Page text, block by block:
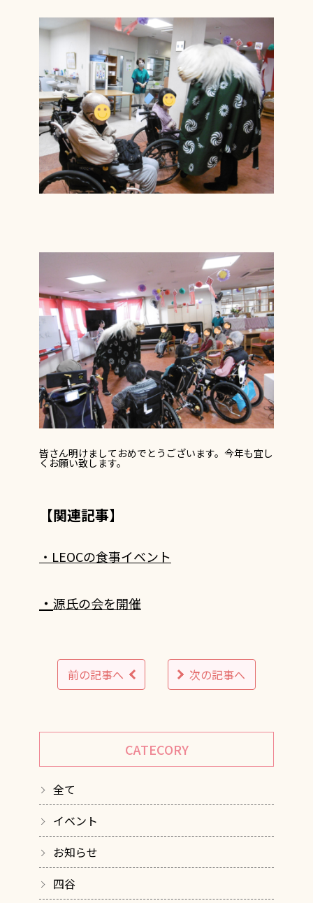
皆さん明けましておめでとうございます。今年も宜し
くお願い致します。
【関連記事】
・LEOCの食事イベント
・ 源氏の会を開催
前の記事へ 次の記事へ
CATECORY
全て
イベント
お知らせ
四谷